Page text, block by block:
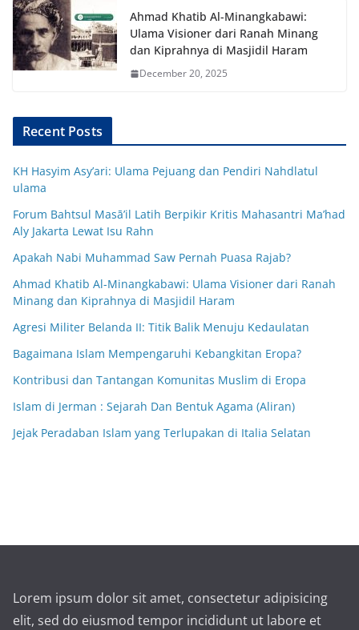
Ahmad Khatib Al-Minangkabawi:
Ulama Visioner dari Ranah Minang
dan Kiprahnya di Masjidil Haram
December 20, 2025
Recent Posts
KH Hasyim Asy’ari: Ulama Pejuang dan Pendiri Nahdlatul
ulama
Forum Bahtsul Masā’il Latih Berpikir Kritis Mahasantri Ma’had
Aly Jakarta Lewat Isu Rahn
Apakah Nabi Muhammad Saw Pernah Puasa Rajab?
Ahmad Khatib Al-Minangkabawi: Ulama Visioner dari Ranah
Minang dan Kiprahnya di Masjidil Haram
Agresi Militer Belanda II: Titik Balik Menuju Kedaulatan
Bagaimana Islam Mempengaruhi Kebangkitan Eropa?
Kontribusi dan Tantangan Komunitas Muslim di Eropa
Islam di Jerman : Sejarah Dan Bentuk Agama (Aliran)
Jejak Peradaban Islam yang Terlupakan di Italia Selatan
Lorem ipsum dolor sit amet, consectetur adipisicing
elit, sed do eiusmod tempor incididunt ut labore et